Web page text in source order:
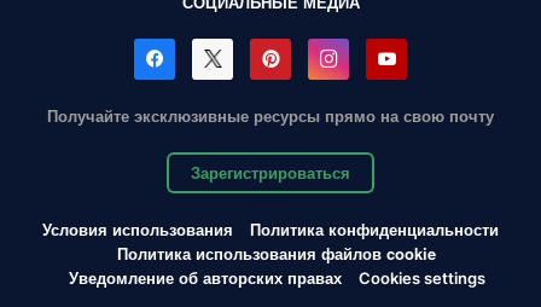
Получайте эксклюзивные ресурсы прямо на свою почту
Зарегистрироваться
Условия использования
Политика конфиденциальности
Политика использования файлов cookie
Уведомление об авторских правах
Cookies settings